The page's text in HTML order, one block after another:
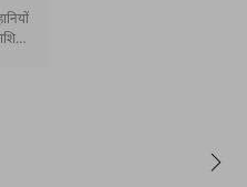
और